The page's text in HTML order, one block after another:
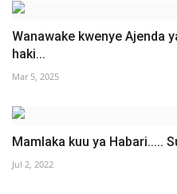
Wanawake kwenye Ajenda
haki...
Mar 5, 2025
Mamlaka kuu ya Habari.....
Jul 2, 2022